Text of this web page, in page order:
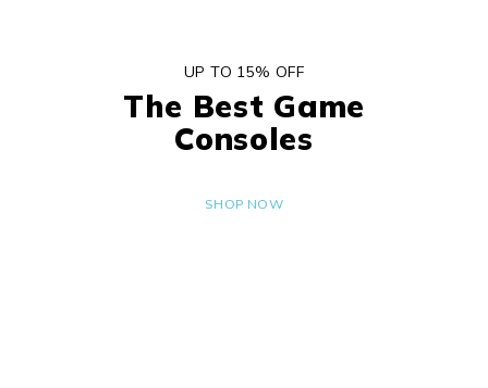
UP TO 15% OFF
The Best Game
Consoles
SHOP NOW